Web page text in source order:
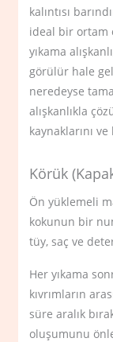
kalıntısı
ideal bir ortam
yıkama
görülür hale
neredeyse
alışkanlıkla
kaynaklarını
Körük
Ön yüklemeli
kokunun bir
tüy, saç ve
Her yıkama
kıvrımların
süre aralık
oluşumunu